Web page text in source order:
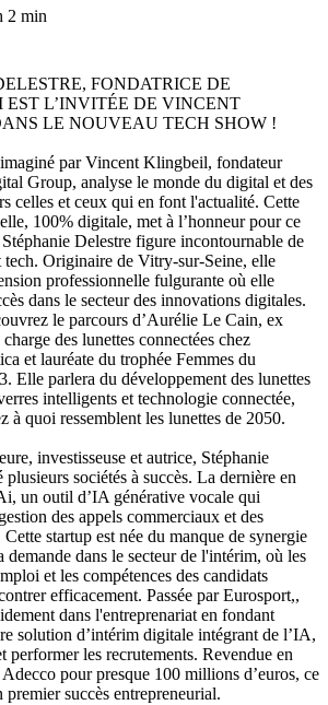
2 min
FONDATRICE DE
L’INVITÉE DE VINCENT
LE NOUVEAU TECH SHOW !
par Vincent Klingbeil, fondateur
Group, analyse le monde du digital et des
celles et ceux qui en font l'actualité. Cette
100% digitale, met à l’honneur pour ce
Delestre figure incontournable de
tech. Originaire de Vitry-sur-Seine, elle
professionnelle fulgurante où elle
dans le secteur des innovations digitales.
le parcours d’Aurélie Le Cain, ex
des lunettes connectées chez
et lauréate du trophée Femmes du
Elle parlera du développement des lunettes
intelligents et technologie connectée,
à quoi ressemblent les lunettes de 2050.
investisseuse et autrice, Stéphanie
plusieurs sociétés à succès. La dernière en
un outil d’IA générative vocale qui
des appels commerciaux et des
startup est née du manque de synergie
demande dans le secteur de l'intérim, où les
et les compétences des candidats
efficacement. Passée par Eurosport,,
dans l'entreprenariat en fondant
solution d’intérim digitale intégrant de l’IA,
performer les recrutements. Revendue en
pour presque 100 millions d’euros, ce
premier succès entrepreneurial.